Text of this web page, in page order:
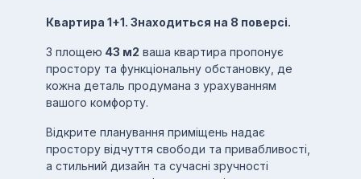
Квартира 1+1. Знаходиться на 8 поверсі.
З площею 43 м2 ваша квартира пропонує
простору та функціональну обстановку, де
кожна деталь продумана з урахуванням
вашого комфорту.
Відкрите планування приміщень надає
простору відчуття свободи та привабливості,
а стильний дизайн та сучасні зручності